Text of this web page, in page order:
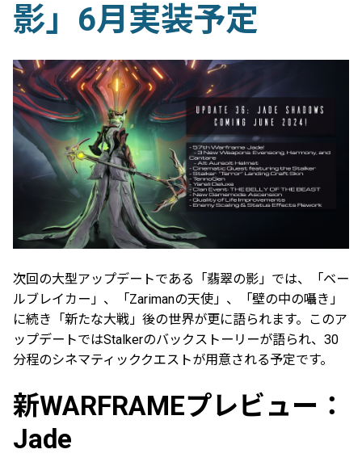
影」6月実装予定
次回の大型アップデートである「翡翠の影」では、「ベー
ルブレイカー」、「Zarimanの天使」、「壁の中の囁き」
に続き「新たな大戦」後の世界が更に語られます。このア
ップデートではStalkerのバックストーリーが語られ、30
分程のシネマティッククエストが用意される予定です。
新WARFRAMEプレビュー：
Jade